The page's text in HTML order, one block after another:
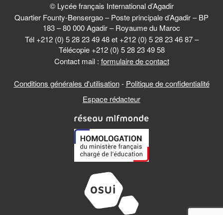
© Lycée français International d’Agadir
Quartier Founty-Bensergao – Poste principale d’Agadir – BP
183 – 80 000 Agadir – Royaume du Maroc
Tél +212 (0) 5 28 23 49 48 et +212 (0) 5 28 23 46 87 –
Télécopie +212 (0) 5 28 23 49 58
Contact mail : formulaire de contact
Conditions générales d'utilisation- Politique de confidentialité
Espace rédacteur